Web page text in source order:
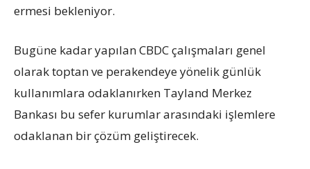
ermesi bekleniyor.
Bugüne kadar yapılan CBDC çalışmaları genel
olarak toptan ve perakendeye yönelik günlük
kullanımlara odaklanırken Tayland Merkez
Bankası bu sefer kurumlar arasındaki işlemlere
odaklanan bir çözüm geliştirecek.